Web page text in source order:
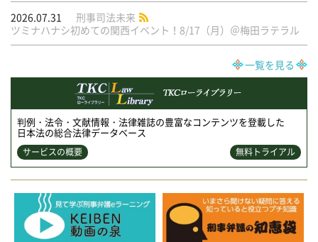
2026.07.31
刑事司法未来
ツミナハナシ初めての関西イベント！8/17（月）＠梅田ラテラル
一覧を見る
判例・法令・文献情報・法律雑誌の豊富なコンテンツを登載した
日本法の総合法律データベース
サービスの概要 無料トライアル